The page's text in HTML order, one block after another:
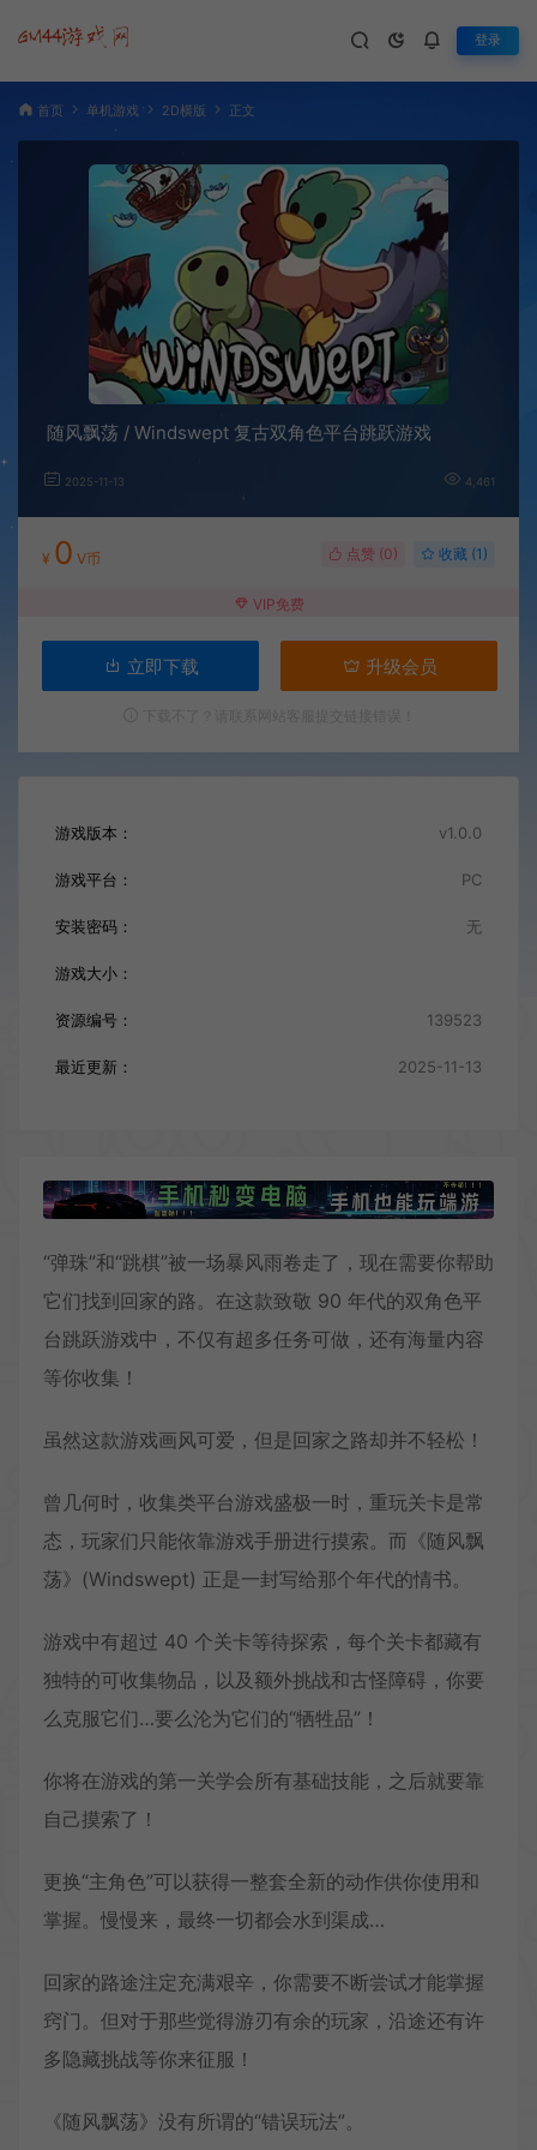
登录
首页 单机游戏 2D横版 正文
随风飘荡 / Windswept 复古双角色平台跳跃游戏
2025-11-13 4,461
¥ 0 V币 点赞 (0) 收藏 (1)
VIP免费
立即下载 升级会员
游戏版本： v1.0.0
游戏平台： PC
安装密码： 无
游戏大小：
资源编号： 139523
最近更新： 2025-11-13
“弹珠”和“跳棋”被一场暴风雨卷走了，现在需要你帮助
它们找到回家的路。在这款致敬 90 年代的双角色平
台跳跃游戏中，不仅有超多任务可做，还有海量内容
等你收集！
虽然这款游戏画风可爱，但是回家之路却并不轻松！
曾几何时，收集类平台游戏盛极一时，重玩关卡是常
态，玩家们只能依靠游戏手册进行摸索。而《随风飘
荡》(Windswept) 正是一封写给那个年代的情书。
游戏中有超过 40 个关卡等待探索，每个关卡都藏有
独特的可收集物品，以及额外挑战和古怪障碍，你要
么克服它们…要么沦为它们的“牺牲品”！
你将在游戏的第一关学会所有基础技能，之后就要靠
自己摸索了！
更换“主角色”可以获得一整套全新的动作供你使用和
掌握。慢慢来，最终一切都会水到渠成…
回家的路途注定充满艰辛，你需要不断尝试才能掌握
窍门。但对于那些觉得游刃有余的玩家，沿途还有许
多隐藏挑战等你来征服！
《随风飘荡》没有所谓的“错误玩法”。